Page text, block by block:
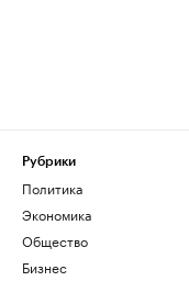
Рубрики
Политика
Экономика
Общество
Бизнес